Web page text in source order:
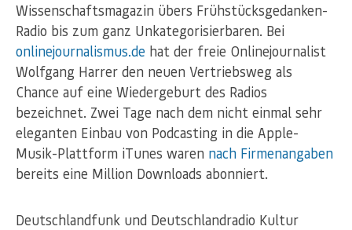
Wissenschaftsmagazin übers Frühstücksgedanken-
Radio bis zum ganz Unkategorisierbaren. Bei
onlinejournalismus.de hat der freie Onlinejournalist
Wolfgang Harrer den neuen Vertriebsweg als
Chance auf eine Wiedergeburt des Radios
bezeichnet. Zwei Tage nach dem nicht einmal sehr
eleganten Einbau von Podcasting in die Apple-
Musik-Plattform iTunes waren nach Firmenangaben
bereits eine Million Downloads abonniert.
Deutschlandfunk und Deutschlandradio Kultur